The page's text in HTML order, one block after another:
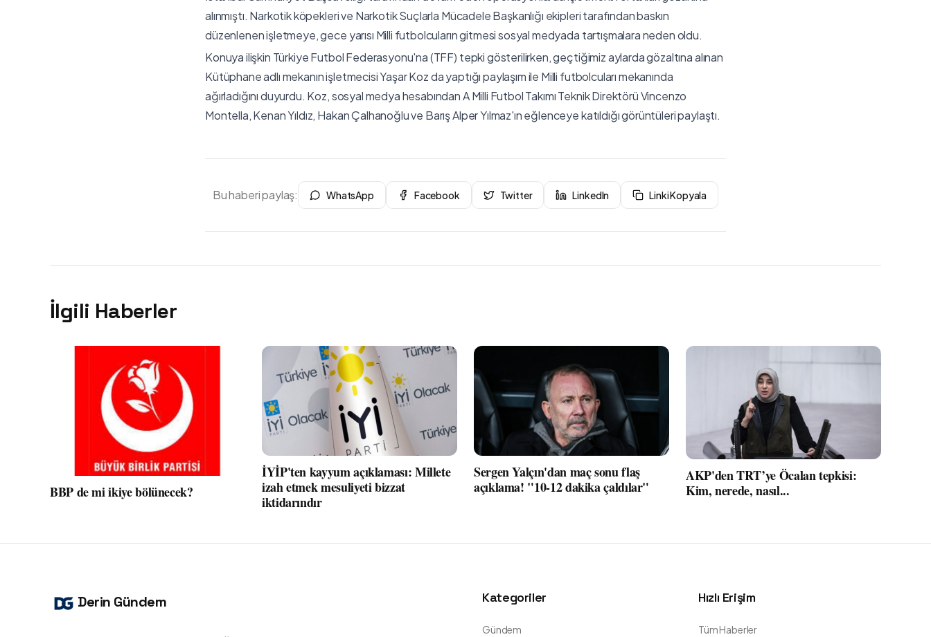
alınmıştı. Narkotik köpekleri ve Narkotik Suçlarla Mücadele Başkanlığı ekipleri tarafından baskın
düzenlenen işletmeye, gece yarısı Milli futbolcuların gitmesi sosyal medyada tartışmalara neden oldu.
Konuya ilişkin Türkiye Futbol Federasyonu'na (TFF) tepki gösterilirken, geçtiğimiz aylarda gözaltına alınan
Kütüphane adlı mekanın işletmecisi Yaşar Koz da yaptığı paylaşım ile Milli futbolcuları mekanında
ağırladığını duyurdu. Koz, sosyal medya hesabından A Milli Futbol Takımı Teknik Direktörü Vincenzo
Montella, Kenan Yıldız, Hakan Çalhanoğlu ve Barış Alper Yılmaz'ın eğlenceye katıldığı görüntüleri paylaştı.
Bu haberi paylaş: WhatsApp Facebook Twitter LinkedIn Linki Kopyala
İlgili Haberler
BBP de mi ikiye bölünecek?
İYİP'ten kayyum açıklaması: Millete
izah etmek mesuliyeti bizzat
iktidarındır
Sergen Yalçın'dan maç sonu flaş
açıklama! "10-12 dakika çaldılar"
AKP'den TRT’ye Öcalan tepkisi:
Kim, nerede, nasıl...
Derin Gündem Kategoriler
Gündem
Hızlı Erişim
Tüm Haberler